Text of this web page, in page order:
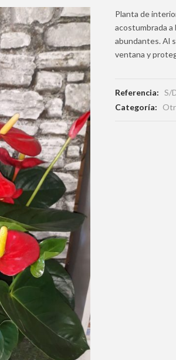
Planta de
acostumbrada a
abundantes. Al
ventana y
Referencia: S/
Categoría: